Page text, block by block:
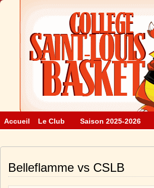
Accueil Le Club Saison 2025-2026
Belleflamme vs CSLB